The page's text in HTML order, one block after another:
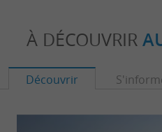
À DÉCOUVRIR
Découvrir